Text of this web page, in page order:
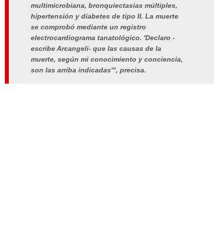
multimicrobiana, bronquiectasias múltiples,
hipertensión y diabetes de tipo II. La muerte
se comprobó mediante un registro
electrocardiograma tanatológico. 'Declaro -
escribe Arcangeli- que las causas de la
muerte, según mi conocimiento y conciencia,
son las arriba indicadas'", precisa.